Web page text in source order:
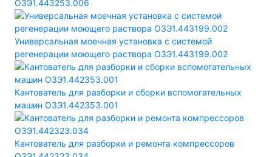
ОЗЭ1.443253.006
Универсальная моечная установка с системой
регенерации моющего раствора ОЗЭ1.443199.002
Кантователь для разборки и сборки вспомогательных
машин ОЗЭ1.442353.001
Кантователь для разборки и ремонта компрессоров